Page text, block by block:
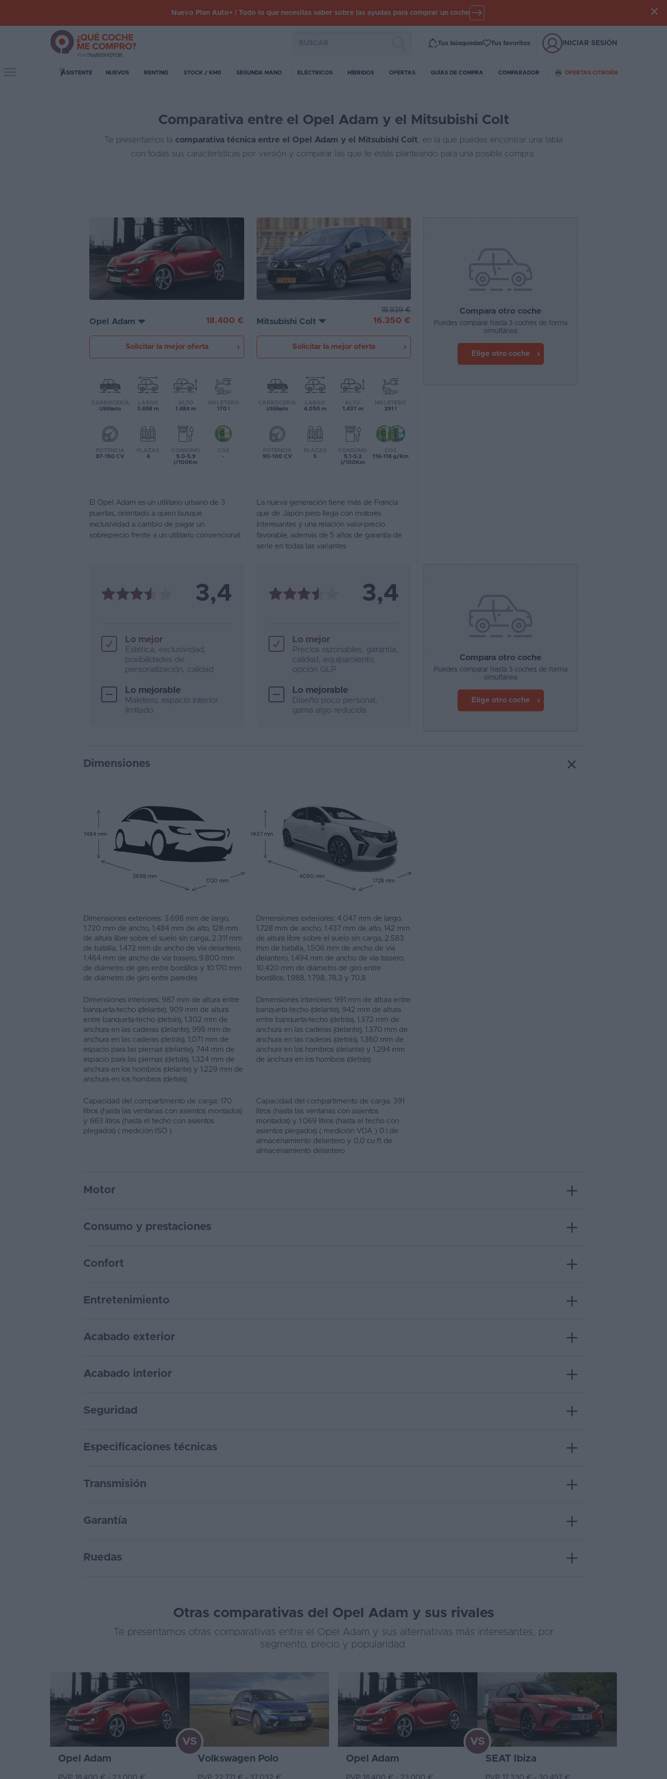
Nuevo Plan Auto+ | Todo lo que necesitas saber sobre las ayudas para comprar un coche
Tus búsquedas Tus favoritos INICIAR SESIÓN
ASISTENTE NUEVOS RENTING STOCK / KM0 SEGUNDA MANO ELÉCTRICOS HÍBRIDOS OFERTAS GUÍAS DE COMPRA COMPARADOR OFERTAS CITROËN
Comparativa entre el Opel Adam y el Mitsubishi Colt
Te presentamos la comparativa técnica entre el Opel Adam y el Mitsubishi Colt , en la que puedes encontrar una tabla
con todas sus características por versión y comparar las que te estés planteando para una posible compra.
Opel Adam 18.400 €
Solicitar la mejor oferta
CARROCERÍA
Utilitario
LARGO
3.698 m
ALTO
1.484 m
MALETERO
170 l
POTENCIA
87-150 CV
PLAZAS
4
CONSUMO
5.0-5.9
l/100Km
CO2
-
Mitsubishi Colt
18.939 €
16.350 €
Solicitar la mejor oferta
CARROCERÍA
Utilitario
LARGO
4.050 m
ALTO
1.437 m
MALETERO
391 l
POTENCIA
90-100 CV
PLAZAS
5
CONSUMO
5.1-5.2
l/100Km
CO2
116-118 g/Km
Compara otro coche
Puedes comparar hasta 3 coches de forma
simultánea
Elige otro coche
El Opel Adam es un utilitario urbano de 3
puertas, orientado a quien busque
exclusividad a cambio de pagar un
sobreprecio frente a un utilitario convencional.
La nueva generación tiene más de Francia
que de Japón pero llega con motores
interesantes y una relación valor-precio
favorable, además de 5 años de garantía de
serie en todas las variantes
3,4
Lo mejor
Estética, exclusividad,
posibilidades de
personalización, calidad
Lo mejorable
Maletero, espacio interior
limitado
3,4
Lo mejor
Precios razonables, garantía,
calidad, equipamiento,
opción GLP
Lo mejorable
Diseño poco personal,
gama algo reducida
Compara otro coche
Puedes comparar hasta 3 coches de forma
simultánea
Elige otro coche
Dimensiones
1484 mm
3698 mm
1720 mm
1437 mm
4050 mm
1728 mm
Dimensiones exteriores: 3.698 mm de largo,
1.720 mm de ancho, 1.484 mm de alto, 128 mm
de altura libre sobre el suelo sin carga, 2.311 mm
de batalla, 1.472 mm de ancho de vía delantero,
1.464 mm de ancho de vía trasero, 9.800 mm
de diámetro de giro entre bordillos y 10.170 mm
de diámetro de giro entre paredes
Dimensiones exteriores: 4.047 mm de largo,
1.728 mm de ancho, 1.437 mm de alto, 142 mm
de altura libre sobre el suelo sin carga, 2.583
mm de batalla, 1.506 mm de ancho de vía
delantero, 1.494 mm de ancho de vía trasero,
10.420 mm de diámetro de giro entre
bordillos, 1.988, 1.798, 78,3 y 70,8
Dimensiones interiores: 987 mm de altura entre
banqueta-techo (delante), 909 mm de altura
entre banqueta-techo (detrás), 1.302 mm de
anchura en las caderas (delante), 998 mm de
anchura en las caderas (detrás), 1.071 mm de
espacio para las piernas (delante), 744 mm de
espacio para las piernas (detrás), 1.324 mm de
anchura en los hombros (delante) y 1.229 mm de
anchura en los hombros (detrás)
Dimensiones interiores: 991 mm de altura entre
banqueta-techo (delante), 942 mm de altura
entre banqueta-techo (detrás), 1.372 mm de
anchura en las caderas (delante), 1.370 mm de
anchura en las caderas (detrás), 1.360 mm de
anchura en los hombros (delante) y 1.294 mm
de anchura en los hombros (detrás)
Capacidad del compartimento de carga: 170
litros (hasta las ventanas con asientos montados)
y 663 litros (hasta el techo con asientos
plegados) ( medición ISO )
Capacidad del compartimento de carga: 391
litros (hasta las ventanas con asientos
montados) y 1.069 litros (hasta el techo con
asientos plegados) ( medición VDA ) 0 l de
almacenamiento delantero y 0,0 cu ft de
almacenamiento delantero
Motor
Consumo y prestaciones
Confort
Entretenimiento
Acabado exterior
Acabado interior
Seguridad
Especificaciones técnicas
Transmisión
Garantía
Ruedas
Otras comparativas del Opel Adam y sus rivales
Te presentamos otras comparativas entre el Opel Adam y sus alternativas más interesantes, por
segmento, precio y popularidad.
Opel Adam Volkswagen Polo
VS
Opel Adam SEAT Ibiza
VS